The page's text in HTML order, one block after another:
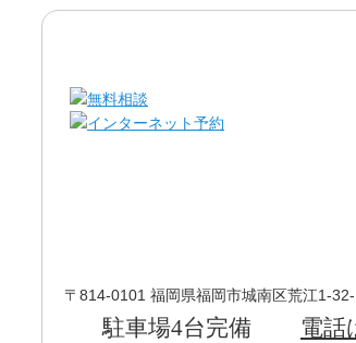
〒814-0101 福岡県福岡市城南区荒江1-
駐車場4台完備 電話